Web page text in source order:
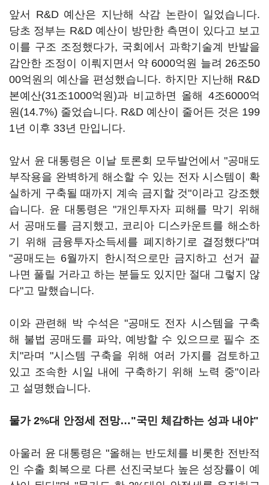
앞서 R&D 예산은 지난해 삭감 논란이 일었습니다.
당초 정부는 R&D 예산이 방만한 측면이 있다고 보고
이를 구조 조정했다가, 국회에서 과학기술계 반발을
감안한 조정이 이뤄지면서 약 6000억원 늘려 26조50
00억원의 예산을 편성했습니다. 하지만 지난해 R&D
본예산(31조1000억원)과 비교하면 올해 4조6000억
원(14.7%) 줄었습니다. R&D 예산이 줄어든 것은 199
1년 이후 33년 만입니다.
앞서 윤 대통령은 이날 토론회 모두발언에서 "공매도
부작용을 완벽하게 해소할 수 있는 전자 시스템이 확
실하게 구축될 때까지 계속 금지할 것"이라고 강조했
습니다. 윤 대통령은 "개인투자자 피해를 막기 위해
서 공매도를 금지했고, 코리아 디스카운트를 해소하
기 위해 금융투자소득세를 폐지하기로 결정했다"며
"공매도는 6월까지 한시적으로만 금지하고 선거 끝
나면 풀릴 거라고 하는 분들도 있지만 절대 그렇지 않
다"고 말했습니다.
이와 관련해 박 수석은 "공매도 전자 시스템을 구축
해 불법 공매도를 파악, 예방할 수 있으므로 필수 조
치"라며 "시스템 구축을 위해 여러 가지를 검토하고
있고 조속한 시일 내에 구축하기 위해 노력 중"이라
고 설명했습니다.
물가 2%대 안정세 전망…"국민 체감하는 성과 내야"
아울러 윤 대통령은 "올해는 반도체를 비롯한 전반적
인 수출 회복으로 다른 선진국보다 높은 성장률이 예